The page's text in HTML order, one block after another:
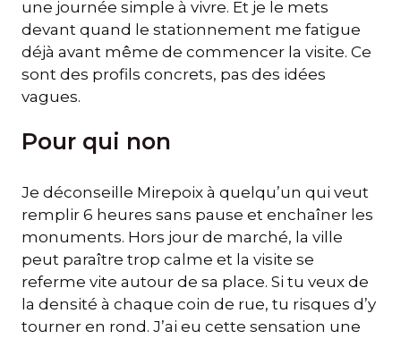
une journée simple à vivre. Et je le mets
devant quand le stationnement me fatigue
déjà avant même de commencer la visite. Ce
sont des profils concrets, pas des idées
vagues.
Pour qui non
Je déconseille Mirepoix à quelqu’un qui veut
remplir 6 heures sans pause et enchaîner les
monuments. Hors jour de marché, la ville
peut paraître trop calme et la visite se
referme vite autour de sa place. Si tu veux de
la densité à chaque coin de rue, tu risques d’y
tourner en rond. J’ai eu cette sensation une